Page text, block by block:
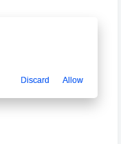
Discard Allow